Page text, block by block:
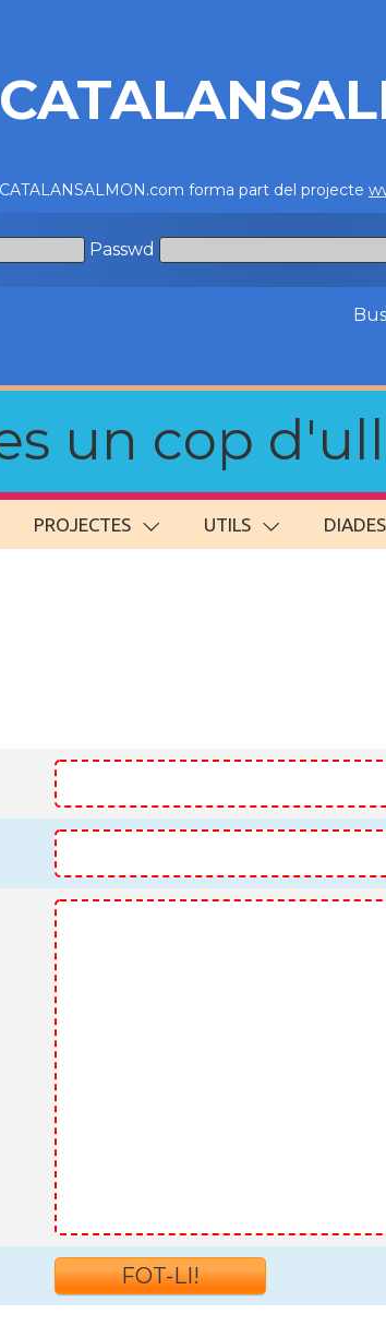
CATALANSALMON.com forma part del projecte
Passwd
un cop
PROJECTES UTILS DIADES